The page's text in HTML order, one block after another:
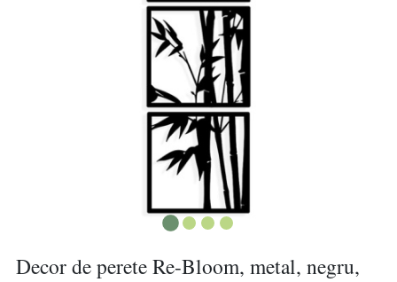
Decor de perete Re-Bloom, metal, negru,